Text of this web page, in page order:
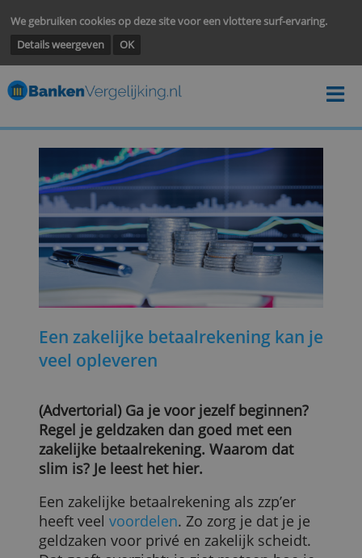
We gebruiken cookies op deze site voor een vlottere surf-
Details weergeven
veel opleveren
(Advertorial) Ga je voor jezelf beginnen?
zakelijke betaalrekening. Waarom dat
slim is? Je leest het hier.